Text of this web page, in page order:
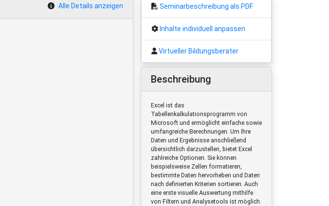
Alle Details anzeigen Seminarbeschreibung als PDF
Inhalte individuell anpassen
Virtueller Bildungsberater
Beschreibung
Excel ist das
Tabellenkalkulationsprogramm von
Microsoft und ermöglicht einfache sowie
umfangreiche Berechnungen. Um Ihre
Daten und Ergebnisse anschließend
übersichtlich darzustellen, bietet Excel
zahlreiche Optionen. Sie können
beispielsweise Zellen formatieren,
bestimmte Daten hervorheben und Daten
nach definierten Kriterien sortieren. Auch
eine erste visuelle Auswertung mithilfe
von Filtern und Analysetools ist möglich.